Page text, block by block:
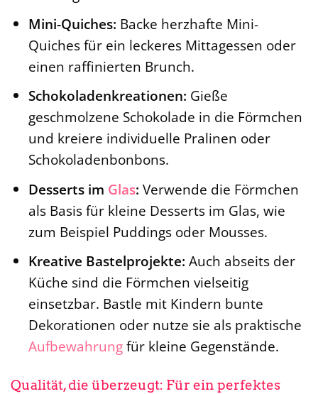
Mini-Quiches: Backe herzhafte Mini-
Quiches für ein leckeres Mittagessen oder
einen raffinierten Brunch.
Schokoladenkreationen: Gieße
geschmolzene Schokolade in die Förmchen
und kreiere individuelle Pralinen oder
Schokoladenbonbons.
Desserts im Glas: Verwende die Förmchen
als Basis für kleine Desserts im Glas, wie
zum Beispiel Puddings oder Mousses.
Kreative Bastelprojekte: Auch abseits der
Küche sind die Förmchen vielseitig
einsetzbar. Bastle mit Kindern bunte
Dekorationen oder nutze sie als praktische
Aufbewahrungfür kleine Gegenstände.
Qualität, die überzeugt: Für ein perfektes